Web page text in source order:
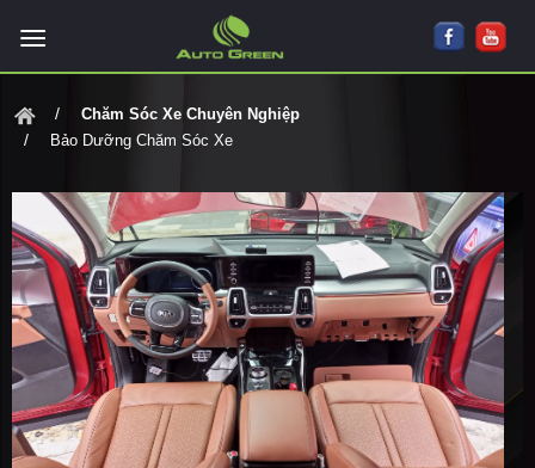
Chăm Sóc Xe Chuyên Nghiệp
Bảo Dưỡng Chăm Sóc Xe